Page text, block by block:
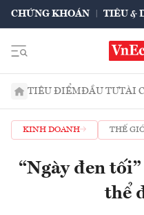
CHỨNG KHOÁN TIÊU &
TIÊU ĐIỂMĐẦU TƯTÀI
KINH DOANH THẾ
“Ngày đen
thể